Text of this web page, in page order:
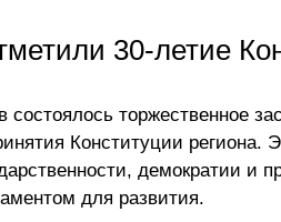
30-летие
состоялось торжественное
Конституции региона.
демократии и
для развития.